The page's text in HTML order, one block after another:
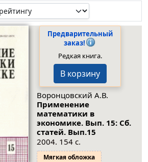
Предварительный
заказ!
Редкая книга.
В корзину
Воронцовский А.В.
Применение
математики в
экономике. Вып. 15: Сб.
статей. Вып.15
2004. 154 с.
Мягкая обложка